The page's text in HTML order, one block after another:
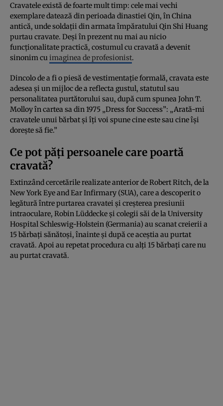
Cravatele există de foarte mult timp: cele mai vechi
exemplare datează din perioada dinastiei Qin, în China
antică, unde soldații din armata împăratului Qin Shi Huang
purtau cravate. Deși în prezent nu mai au nicio
funcționalitate practică, costumul cu cravată a devenit
sinonim cu imaginea de profesionist.
Dincolo de a fi o piesă de vestimentație formală, cravata este
adesea și un mijloc de a reflecta gustul, statutul sau
personalitatea purtătorului sau, după cum spunea John T.
Molloy în cartea sa din 1975 „Dress for Success”: „Arată-mi
cravatele unui bărbat și îți voi spune cine este sau cine își
dorește să fie.”
Ce pot păți persoanele care poartă
cravată?
Extinzând cercetările realizate anterior de Robert Ritch, de la
New York Eye and Ear Infirmary (SUA), care a descoperit o
legătură între purtarea cravatei și creșterea presiunii
intraoculare, Robin Lüddecke și colegii săi de la University
Hospital Schleswig-Holstein (Germania) au scanat creierii a
15 bărbați sănătoși, înainte și după ce aceștia au purtat
cravată. Apoi au repetat procedura cu alți 15 bărbați care nu
au purtat cravată.